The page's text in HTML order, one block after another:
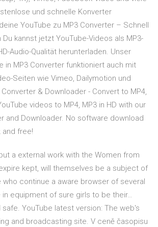
und schnelle Konverter
YouTube zu MP3 Converter – Schnell
Du kannst jetzt YouTube-Videos als MP3-
Audio-Qualität herunterladen. Unser
in MP3 Converter funktioniert auch mit
Seiten wie Vimeo, Dailymotion und
& Downloader - Convert to MP4,
videos to MP4, MP3 in HD with our
and Downloader. No software download
and free!
a external work with the Women from
kept, will themselves be a subject of
who continue a aware browser of several
in equipment of sure girls to be their…
safe. YouTube latest version: The web's
and broadcasting site. V ceně časopisu